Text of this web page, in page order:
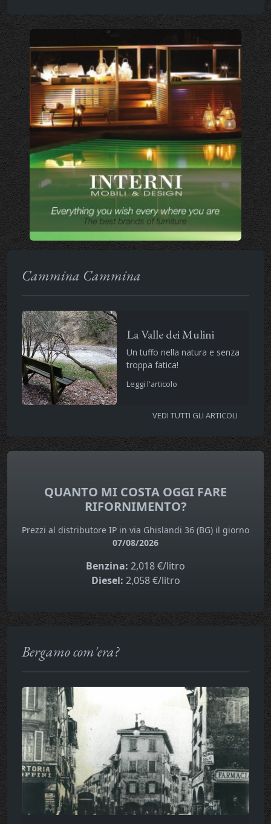
Cammina Cammina
La Valle dei Mulini
Un tuffo nella natura e senza
troppa fatica!
Leggi l'articolo
VEDI TUTTI GLI ARTICOLI
QUANTO MI COSTA OGGI FARE
RIFORNIMENTO?
Prezzi al distributore IP in via Ghislandi 36 (BG) il giorno
07/08/2026
Benzina: 2,018 €/litro
Diesel: 2,058 €/litro
Bergamo com'era?